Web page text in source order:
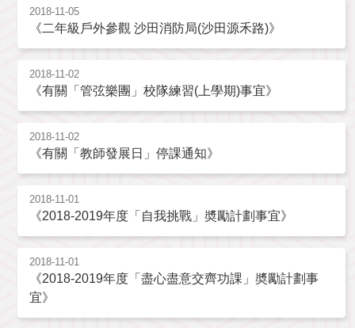
2018-11-05
《二年級戶外參觀 沙田消防局(沙田源禾路)》
2018-11-02
《有關「管弦樂團」校隊練習(上學期)事宜》
2018-11-02
《有關「教師發展日」停課通知》
2018-11-01
《2018-2019年度「自我挑戰」奬勵計劃事宜》
2018-11-01
《2018-2019年度「盡心盡意交齊功課」奬勵計劃事
宜》